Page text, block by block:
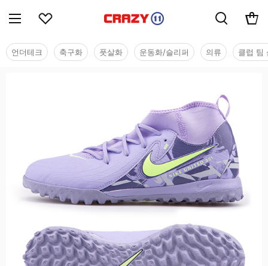
언더테크 축구화 풋살화 운동화/슬리퍼 의류 클럽 팀